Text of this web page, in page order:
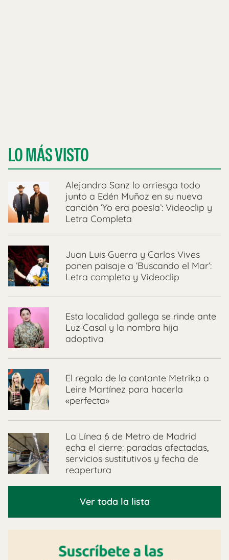
LO MÁS VISTO
Alejandro Sanz lo arriesga todo
junto a Edén Muñoz en su nueva
canción ‘Yo era poesía’: Videoclip y
Letra Completa
Juan Luis Guerra y Carlos Vives
ponen paisaje a ‘Buscando el Mar’:
Letra completa y Videoclip
Esta localidad gallega se rinde ante
Luz Casal y la nombra hija
adoptiva
El regalo de la cantante Metrika a
Leire Martínez para hacerla
«perfecta»
La Línea 6 de Metro de Madrid
echa el cierre: paradas afectadas,
servicios sustitutivos y fecha de
reapertura
Ver toda la lista